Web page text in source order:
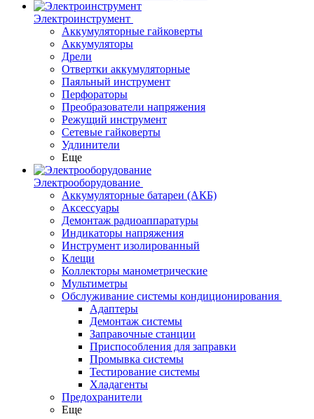
Электроинструмент
Аккумуляторные гайковерты
Аккумуляторы
Дрели
Отвертки аккумуляторные
Паяльный инструмент
Перфораторы
Преобразователи напряжения
Режущий инструмент
Сетевые гайковерты
Удлинители
Еще
Электрооборудование
Аккумуляторные батареи (АКБ)
Аксессуары
Демонтаж радиоаппаратуры
Индикаторы напряжения
Инструмент изолированный
Клещи
Коллекторы манометрические
Мультиметры
Обслуживание системы кондиционирования
Адаптеры
Демонтаж системы
Заправочные станции
Приспособления для заправки
Промывка системы
Тестирование системы
Хладагенты
Предохранители
Еще